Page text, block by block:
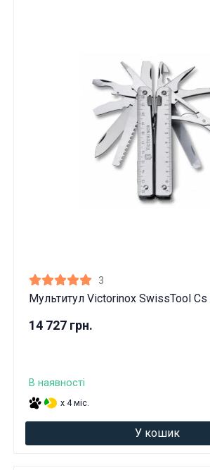
3
Мультитул Victorinox SwissTool
14 727 грн.
В наявності
x 4 міс.
У кошик